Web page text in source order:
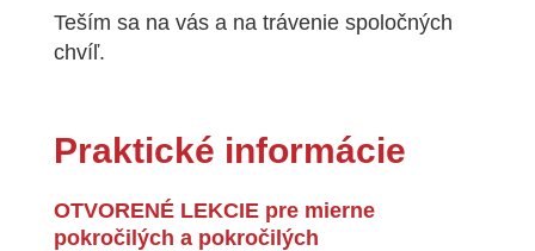
Teším sa na vás a na trávenie spoločných
chvíľ.
Praktické informácie
OTVORENÉ LEKCIE pre mierne
pokročilých a pokročilých